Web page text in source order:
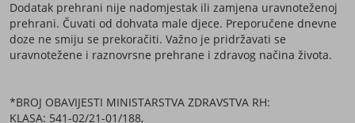
Dodatak prehrani nije nadomjestak ili zamjena uravnoteženoj
prehrani. Čuvati od dohvata male djece. Preporučene dnevne
doze ne smiju se prekoračiti. Važno je pridržavati se
uravnotežene i raznovrsne prehrane i zdravog načina života.
*BROJ OBAVIJESTI MINISTARSTVA ZDRAVSTVA RH:
KLASA: 541-02/21-01/188,